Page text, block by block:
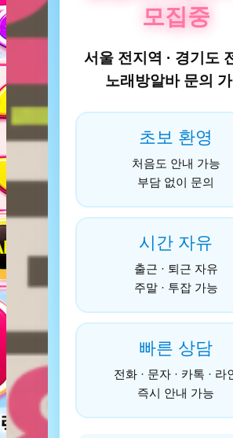
모집중
서울 전지역 · 경기도
노래방알바 문의
초보 환영
처음도 안내 가능
부담 없이 문의
시간 자유
출근 · 퇴근 자유
주말 · 투잡 가능
빠른 상담
전화 · 문자 · 카톡 · 라
즉시 안내 가능